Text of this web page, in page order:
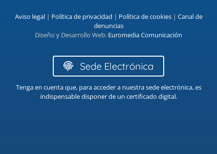
Aviso legal| Política de privacidad | Política de cookies| Canal de
denuncias
Diseño y Desarrollo Web: Euromedia Comunicación
Sede Electrónica
Tenga en cuenta que, para acceder a nuestra sede electrónica, es
indispensable disponer de un certificado digital.